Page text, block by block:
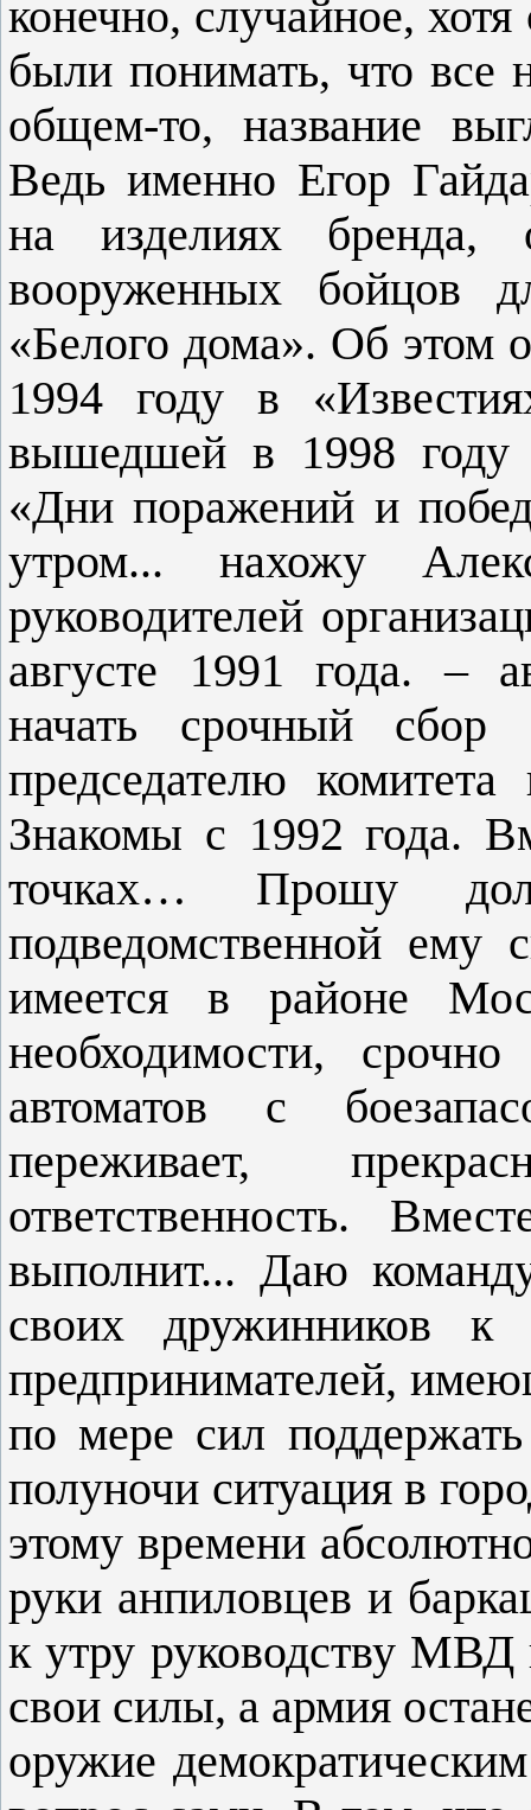
конечно, случайное,
были понимать, что все
общем-то, название
Ведь именно Егор
на изделиях бренда,
вооруженных бойцов
«Белого дома». Об этом
1994 году в
вышедшей в 1998 году
«Дни поражений и
утром... нахожу
руководителей
августе 1991 года. –
начать срочный
председателю
Знакомы с 1992 года.
точках… Прошу
подведомственной ему
имеется в районе
необходимости,
автоматов с
переживает,
ответственность.
выполнит... Даю
своих дружинников
предпринимателей,
по мере сил
полуночи ситуация в
этому времени
руки анпиловцев и
к утру руководству МВД
свои силы, а армия
оружие